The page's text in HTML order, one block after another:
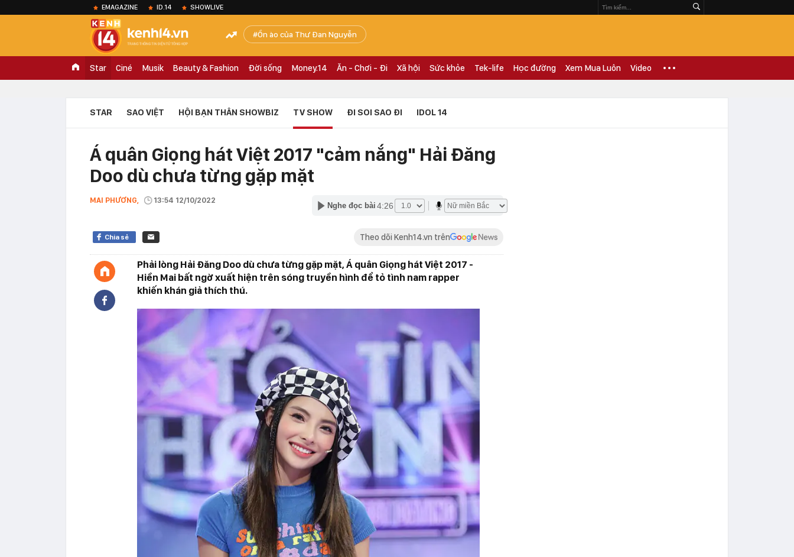
EMAGAZINE ID.14 SHOWLIVE
Ồn ào của Thư Đan Nguyễn
Star Ciné Musik Beauty & Fashion Đời sống Money.14 Ăn - Chơi - Đi Xã hội Sức khỏe Tek-life Học đường Xem Mua Luôn Video
STAR SAO VIỆT HỘI BẠN THÂN SHOWBIZ TV SHOW ĐI SOI SAO ĐI IDOL 14
Á quân Giọng hát Việt 2017 "cảm nắng" Hải Đăng
Doo dù chưa từng gặp mặt
MAI PHƯƠNG, 13:54 12/10/2022
Nghe đọc bài 4:26
Chia sẻ Theo dõi Kenh14.vn trên
Phải lòng Hải Đăng Doo dù chưa từng gặp mặt, Á quân Giọng hát Việt 2017 -
Hiền Mai bất ngờ xuất hiện trên sóng truyền hình để tỏ tình nam rapper
khiến khán giả thích thú.